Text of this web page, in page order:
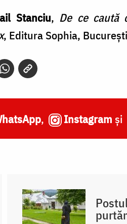
Stanciu, De ce caută
, Editura Sophia,
, Instagram și